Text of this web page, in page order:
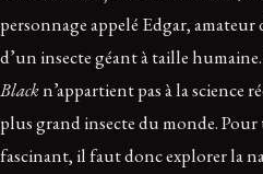
personnage appelé Edgar, amateur
d’un insecte géant à taille
Blackn’appartient pas à la science
plus grand insecte du monde.
fascinant, il faut donc explorer la